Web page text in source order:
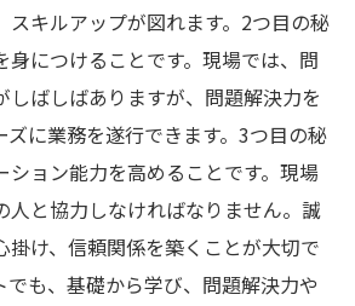
スキルアップが図れます。2つ目の秘
身につけることです。現場では、問
しばしばありますが、問題解決力を
ズに業務を遂行できます。3つ目の秘
ション能力を高めることです。現場
人と協力しなければなりません。誠
掛け、信頼関係を築くことが大切で
でも、基礎から学び、問題解決力や